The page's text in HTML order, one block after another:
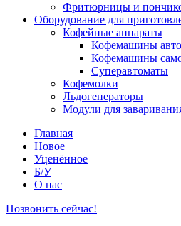
Фритюрницы и
Оборудование для
Кофейные аппараты
Кофемашины
Кофемашины
Суперавтоматы
Кофемолки
Льдогенераторы
Модули для
Главная
Новое
Уценённое
Б/У
О нас
Позвонить сейчас!